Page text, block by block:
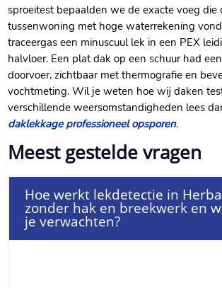
sproeitest bepaalden we de exacte voeg die
tussenwoning met hoge waterrekening
traceergas een minuscuul lek in een PEX
halvloer.​ Een plat dak op een schuur had
doorvoer, zichtbaar met thermografie en
vochtmeting.​ Wil je weten hoe wij daken
verschillende weersomstandigheden lees
daklekkage professioneel opsporen.​
Meest gestelde vragen
Hoe werkt lekdetectie in
zonder hak en breekwerk en
je verwachten?